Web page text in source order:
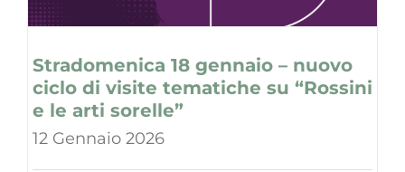
Stradomenica 18 gennaio – nuovo
ciclo di visite tematiche su “Rossini
e le arti sorelle”
12 Gennaio 2026